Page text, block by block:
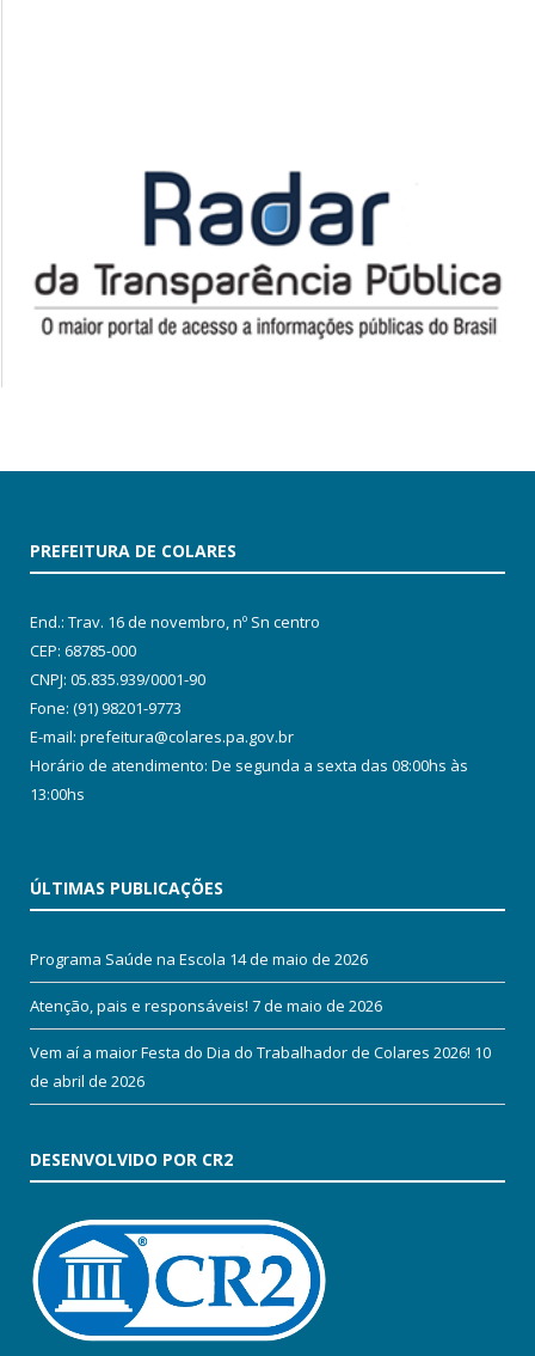
PREFEITURA DE COLARES
End.: Trav. 16 de novembro, nº Sn centro
CEP: 68785-000
CNPJ: 05.835.939/0001-90
Fone: (91) 98201-9773
E-mail: prefeitura@colares.pa.gov.br
Horário de atendimento: De segunda a sexta das 08:00hs às
13:00hs
ÚLTIMAS PUBLICAÇÕES
Programa Saúde na Escola 14 de maio de 2026
Atenção, pais e responsáveis! 7 de maio de 2026
Vem aí a maior Festa do Dia do Trabalhador de Colares 2026! 10
de abril de 2026
DESENVOLVIDO POR CR2